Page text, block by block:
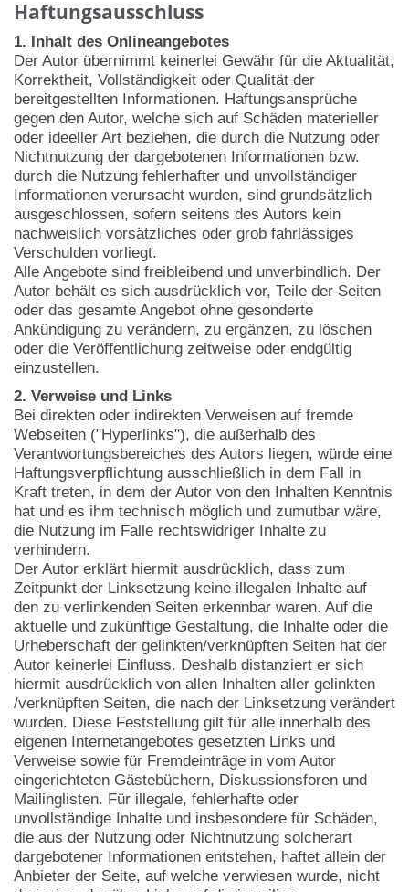
Haftungsausschluss
1. Inhalt des Onlineangebotes
Der Autor übernimmt keinerlei Gewähr für die Aktualität,
Korrektheit, Vollständigkeit oder Qualität der
bereitgestellten Informationen. Haftungsansprüche
gegen den Autor, welche sich auf Schäden materieller
oder ideeller Art beziehen, die durch die Nutzung oder
Nichtnutzung der dargebotenen Informationen bzw.
durch die Nutzung fehlerhafter und unvollständiger
Informationen verursacht wurden, sind grundsätzlich
ausgeschlossen, sofern seitens des Autors kein
nachweislich vorsätzliches oder grob fahrlässiges
Verschulden vorliegt.
Alle Angebote sind freibleibend und unverbindlich. Der
Autor behält es sich ausdrücklich vor, Teile der Seiten
oder das gesamte Angebot ohne gesonderte
Ankündigung zu verändern, zu ergänzen, zu löschen
oder die Veröffentlichung zeitweise oder endgültig
einzustellen.
2. Verweise und Links
Bei direkten oder indirekten Verweisen auf fremde
Webseiten ("Hyperlinks"), die außerhalb des
Verantwortungsbereiches des Autors liegen, würde eine
Haftungsverpflichtung ausschließlich in dem Fall in
Kraft treten, in dem der Autor von den Inhalten Kenntnis
hat und es ihm technisch möglich und zumutbar wäre,
die Nutzung im Falle rechtswidriger Inhalte zu
verhindern.
Der Autor erklärt hiermit ausdrücklich, dass zum
Zeitpunkt der Linksetzung keine illegalen Inhalte auf
den zu verlinkenden Seiten erkennbar waren. Auf die
aktuelle und zukünftige Gestaltung, die Inhalte oder die
Urheberschaft der gelinkten/verknüpften Seiten hat der
Autor keinerlei Einfluss. Deshalb distanziert er sich
hiermit ausdrücklich von allen Inhalten aller gelinkten
/verknüpften Seiten, die nach der Linksetzung verändert
wurden. Diese Feststellung gilt für alle innerhalb des
eigenen Internetangebotes gesetzten Links und
Verweise sowie für Fremdeinträge in vom Autor
eingerichteten Gästebüchern, Diskussionsforen und
Mailinglisten. Für illegale, fehlerhafte oder
unvollständige Inhalte und insbesondere für Schäden,
die aus der Nutzung oder Nichtnutzung solcherart
dargebotener Informationen entstehen, haftet allein der
Anbieter der Seite, auf welche verwiesen wurde, nicht